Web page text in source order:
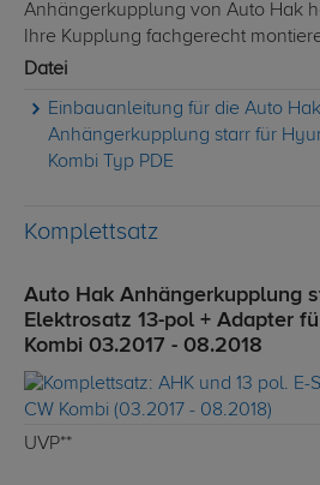
Anhängerkupplung von Auto Hak
Ihre Kupplung fachgerecht
Datei
Einbauanleitung für die Auto Hak
Anhängerkupplung starr für
Kombi Typ PDE
Komplettsatz
Auto Hak Anhängerkupplung
Elektrosatz 13-pol + Adapter
Kombi 03.2017 - 08.2018
UVP**